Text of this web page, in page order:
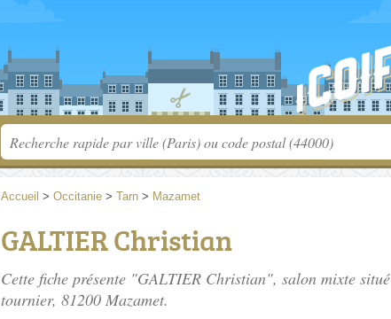
Accueil > Occitanie > Tarn > Mazamet
GALTIER Christian
Cette fiche présente "GALTIER Christian", salon mixte situé
tournier, 81200 Mazamet.